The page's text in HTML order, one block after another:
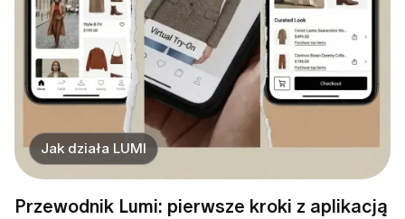
Jak działa LUMI
Przewodnik Lumi: pierwsze kroki z aplikacją